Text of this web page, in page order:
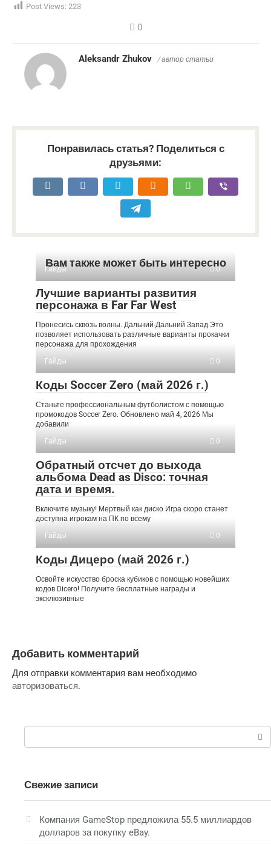
Post Views: 223
0
Aleksandr Zhukov / автор статьи
Понравилась статья? Поделиться с
друзьями:
Вам также может быть интересно
Гайды 0
Лучшие варианты развития
персонажа в Far Far West
Пронесись сквозь волны. Дальний-Дальний Запад Это
позволяет использовать различные варианты прокачки
персонажа для прохождения
Гайды
0
Коды Soccer Zero (май 2026 г.)
Станьте профессиональным футболистом с помощью
промокодов Soccer Zero. Обновлено май 4, 2026 Мы
добавили
Гайды
0
Обратный отсчет до выхода
альбома Dead as Disco: точная
дата и время.
Включите музыку! Мертвый как диско Игра скоро станет
доступна игрокам на ПК по всему
Гайды
0
Коды Дицеро (май 2026 г.)
Освойте искусство броска кубиков с помощью новейших
кодов Dicero! Получите бесплатные награды и
эксклюзивные
Добавить комментарий
Для отправки комментария вам необходимо
авторизоваться.
Поиск:
Свежие записи
Компания GameStop предложила 55.5 миллиардов
долларов за покупку eBay.